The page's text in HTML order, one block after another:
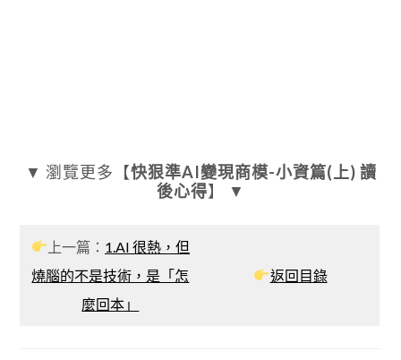
▼ 瀏覽更多【快狠準AI變現商模-小資篇(上) 讀
後心得】 ▼
上一篇： 1.AI 很熱，但
燒腦的不是技術，是「怎
麼回本」
返回目錄